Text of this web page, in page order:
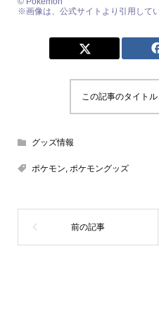
※画像は、公式サイトより引用してい
この記事のタイト
グッズ情報
ポケモン ポケモングッズ